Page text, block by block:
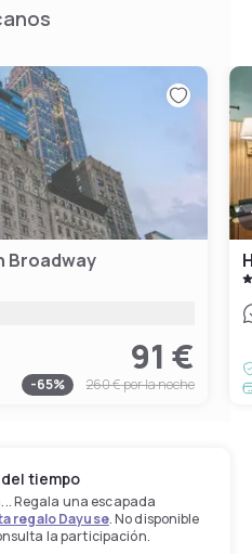
Broadway
91 €
-65% 260 €por la noche
tiempo
Regala una escapada
regalo Dayuse. No disponible
la participación.